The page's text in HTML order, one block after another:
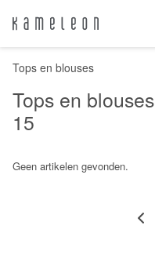
Tops en blouses
Tops en blouses
15
Geen artikelen gevonden.